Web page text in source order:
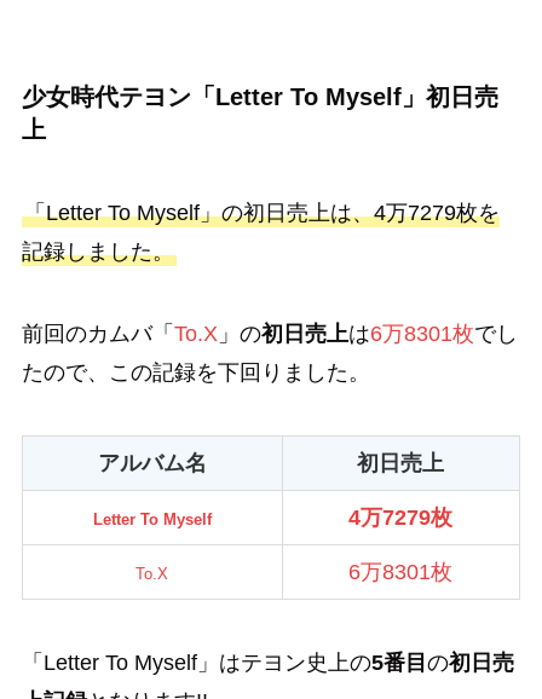
少女時代テヨン「Letter To Myself」初日売
上
「Letter To Myself」の初日売上は、4万7279枚を
記録しました。
前回のカムバ「 To.X 」の初日売上は6万8301枚でし
たので、この記録を下回りました。
アルバム名 初日売上
Letter To Myself 4万7279枚
To.X 6万8301枚
「Letter To Myself」はテヨン史上の5番目 の初日売